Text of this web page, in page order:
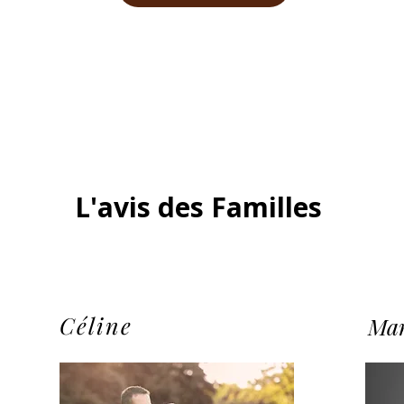
L'avis des Familles
Céline